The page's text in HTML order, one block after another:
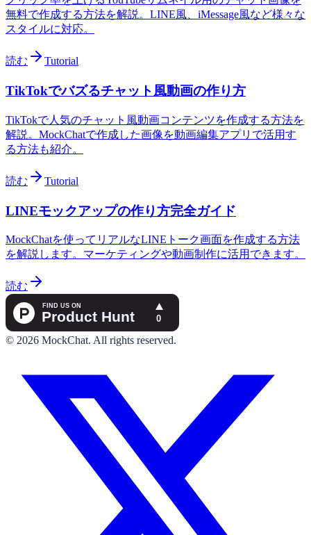
無料で作成する方法を解説。LINE風、iMessage風など様々な
スタイルに対応。
読む Tutorial
TikTokでバズるチャット風動画の作り方
TikTokで人気のチャット風動画コンテンツを作成する方法を
解説。MockChatで作成した画像を動画編集アプリで活用す
る方法も紹介。
読む Tutorial
LINEモックアップの作り方完全ガイド
MockChatを使ってリアルなLINEトーク画面を作成する方法
を解説します。マーケティングや動画制作に活用できます。
読む
© 2026 MockChat. All rights reserved.